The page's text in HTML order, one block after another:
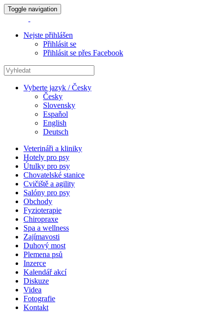
Toggle navigation
Nejste přihlášen
Přihlásit se
Přihlásit se přes Facebook
Vyberte jazyk / Česky
Česky
Slovensky
Espaňol
English
Deutsch
Veterináři a kliniky
Hotely pro psy
Útulky pro psy
Chovatelské stanice
Cvičiště a agility
Salóny pro psy
Obchody
Fyzioterapie
Chiropraxe
Spa a wellness
Zajímavosti
Duhový most
Plemena psů
Inzerce
Kalendář akcí
Diskuze
Videa
Fotografie
Kontakt